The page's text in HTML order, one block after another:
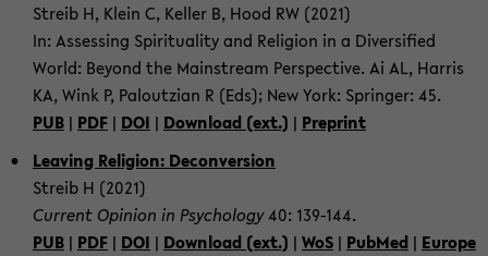
Streib H, Klein C, Keller B, Hood RW (2021)
In: As­sess­ing Spir­i­tu­al­ity and Re­li­gion in a Di­ver­si­fied
World: Be­yond the Main­stream Per­spec­tive. Ai AL, Har­ris
KA, Wink P, Paloutz­ian R (Eds); New York: Springer: 45.
PUB | PDF | DOI | Down­load (ext.) | Preprint
Leav­ing Re­li­gion: De­con­ver­sion
Streib H (2021)
Cur­rent Opin­ion in Psy­chol­ogy40: 139-​144.
PUB | PDF | DOI | Down­load (ext.) | WoS | PubMed | Eu­rope